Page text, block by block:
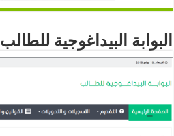
البوابة البيداغوجية للطالب